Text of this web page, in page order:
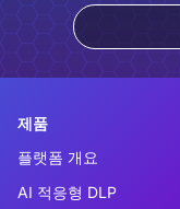
제품
플랫폼 개요
AI 적응형 DLP